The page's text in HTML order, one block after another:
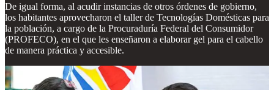
De igual forma, al acudir instancias de otros órdenes de gobierno,
los habitantes aprovecharon el taller de Tecnologías Domésticas para
la población, a cargo de la Procuraduría Federal del Consumidor
(PROFECO), en el que les enseñaron a elaborar gel para el cabello
de manera práctica y accesible.